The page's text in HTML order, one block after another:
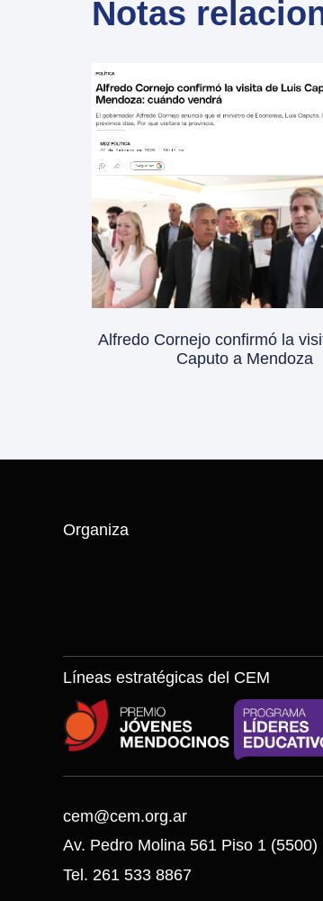
Notas
Alfredo Cornejo confirmó la
Caputo a Mendoza
Organiza
Líneas estratégicas del CEM
cem@cem.org.ar
Av. Pedro Molina 561 Piso 1
Tel. 261 533 8867